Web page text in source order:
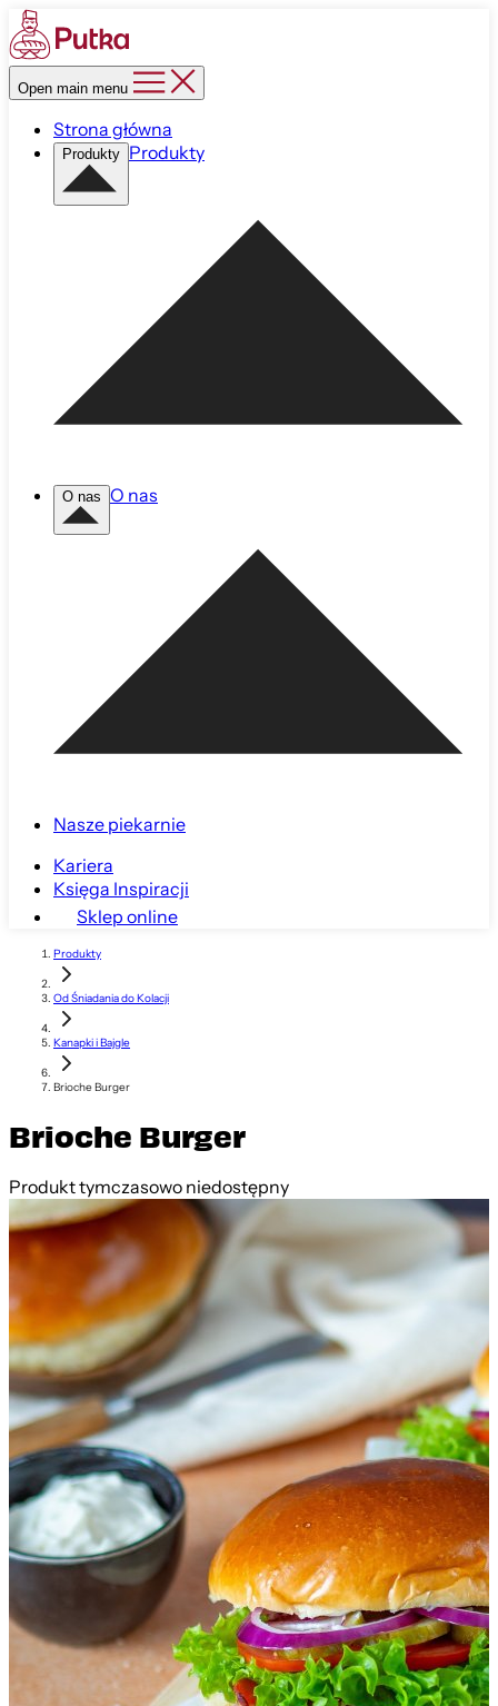
Open main menu
Strona główna
Produkty Produkty
O nas O nas
Nasze piekarnie
Kariera
Księga Inspiracji
Sklep online
Produkty
Od Śniadania do Kolacji
Kanapki i Bajgle
Brioche Burger
Brioche Burger
Produkt tymczasowo niedostępny